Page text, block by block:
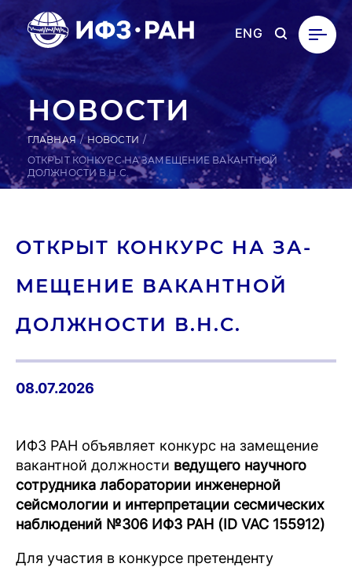
ENG
НОВОСТИ
ГЛАВНАЯ
НОВОСТИ
ОТКРЫТ КОНКУРС НА ЗАМЕЩЕНИЕ ВАКАНТНОЙ
ДОЛЖНОСТИ В.Н.С.
ОТКРЫТ КОНКУРС НА ЗА­
МЕЩЕ­НИЕ ВА­КАН­ТНОЙ
ДОЛ­ЖНОС­ТИ В.Н.С.
08.07.2026
ИФЗ РАН объявляет конкурс на замещение
вакантной должности ведущего научного
сотрудника лаборатории инженерной
сейсмологии и интерпретации сесмических
наблюдений №306 ИФЗ РАН (ID VAC 155912)
Для участия в конкурсе претенденту